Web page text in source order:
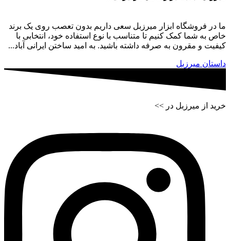
ما در فروشگاه ابزار میرزبل سعی داریم بدون تعصب روی یک برند
خاص به شما کمک کنیم تا متناسب با نوع استفاده خود، انتخابی با
کیفیت و مقرون به صرفه داشته باشید. به امید ساختن ایرانی آباد...
داستان میرزبل
خرید از میرزبل در >>